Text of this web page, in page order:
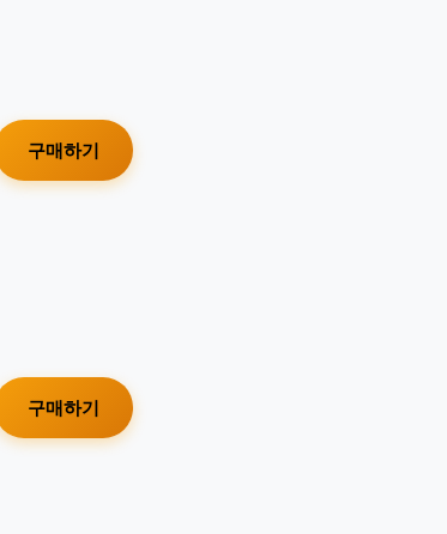
구매하기
구매하기